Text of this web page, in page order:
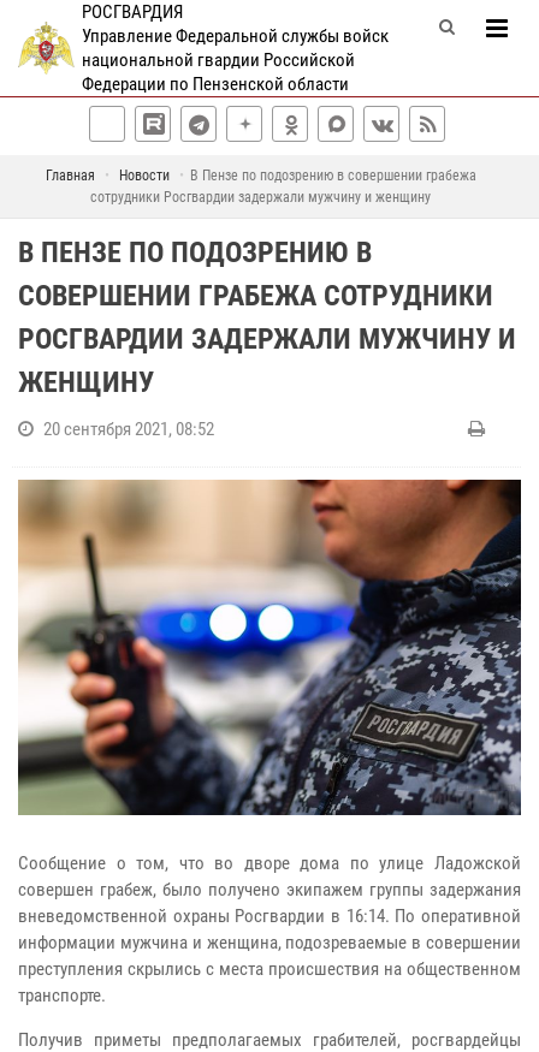
РОСГВАРДИЯ
Управление Федеральной службы войск
национальной гвардии Российской
Федерации по Пензенской области
Главная Новости
В Пензе по подозрению в совершении грабежа
сотрудники Росгвардии задержали мужчину и женщину
В ПЕНЗЕ ПО ПОДОЗРЕНИЮ В
СОВЕРШЕНИИ ГРАБЕЖА СОТРУДНИКИ
РОСГВАРДИИ ЗАДЕРЖАЛИ МУЖЧИНУ И
ЖЕНЩИНУ
20 сентября 2021, 08:52
Сообщение о том, что во дворе дома по улице Ладожской
совершен грабеж, было получено экипажем группы задержания
вневедомственной охраны Росгвардии в 16:14. По оперативной
информации мужчина и женщина, подозреваемые в совершении
преступления скрылись с места происшествия на общественном
транспорте.
Получив приметы предполагаемых грабителей, росгвардейцы